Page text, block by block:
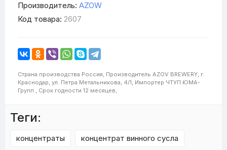
Производитель: AZOW
Код товара: 2607
Страна производства Россия, Производитель AZOV BREWERY, г.
Краснодар, ул. Петра Метальникова, 4/1, Импортер ЧТУП ЮМА-
Групп , Срок годности 12 месяцев,
Теги:
концентраты концентрат винного сусла